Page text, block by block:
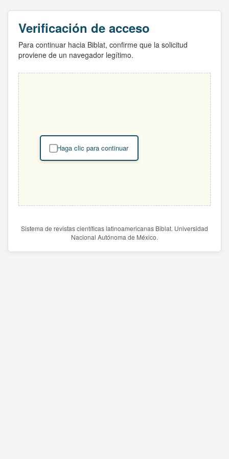
Verificación de acceso
Para continuar hacia Biblat, confirme que la solicitud
proviene de un navegador legítimo.
Haga clic para continuar
Sistema de revistas científicas latinoamericanas Biblat. Universidad
Nacional Autónoma de México.